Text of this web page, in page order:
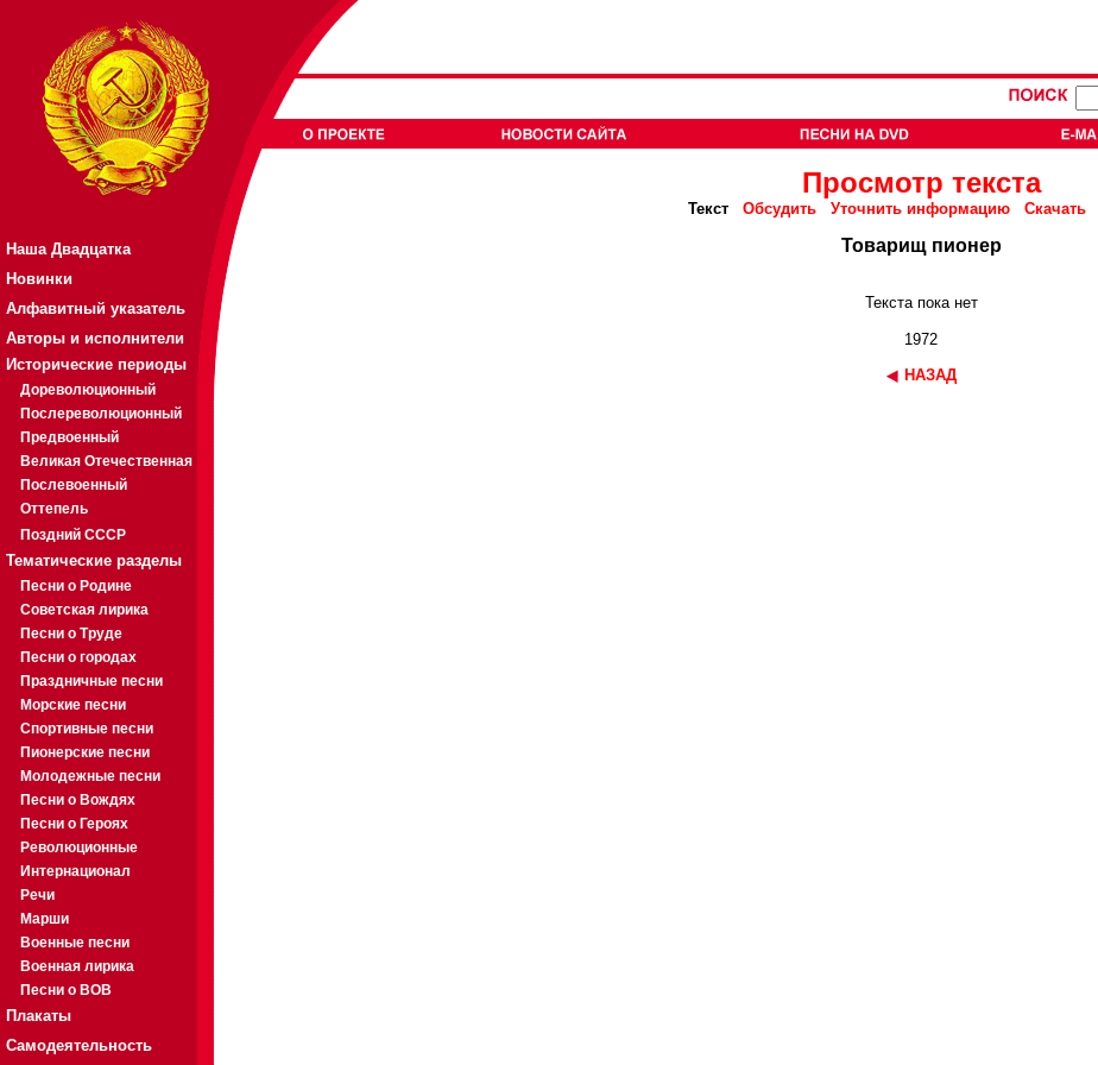
Наша Двадцатка
Новинки
Алфавитный указатель
Авторы и исполнители
Исторические периоды
Дореволюционный
Послереволюционный
Предвоенный
Великая Отечественная
Послевоенный
Оттепель
Поздний СССР
Тематические разделы
Песни о Родине
Советская лирика
Песни о Труде
Песни о городах
Праздничные песни
Морские песни
Спортивные песни
Пионерские песни
Молодежные песни
Песни о Вождях
Песни о Героях
Революционные
Интернационал
Речи
Марши
Военные песни
Военная лирика
Песни о ВОВ
Плакаты
Самодеятельность
Просмотр текста
Текст Обсудить Уточнить информацию Скачать
Товарищ пионер
Текста пока нет
1972
НАЗАД